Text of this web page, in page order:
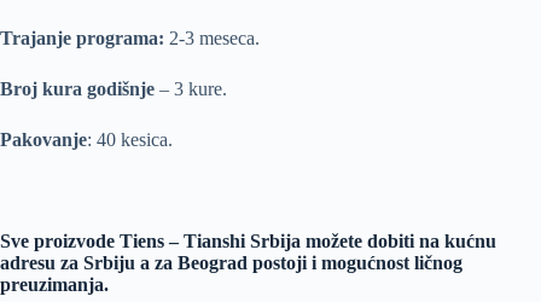
Trajanje programa: 2-3 meseca.
Broj kura godišnje – 3 kure.
Pakovanje: 40 kesica.
Sve proizvode Tiens – Tianshi Srbija možete dobiti na kućnu
adresu za Srbiju a za Beograd postoji i mogućnost ličnog
preuzimanja.